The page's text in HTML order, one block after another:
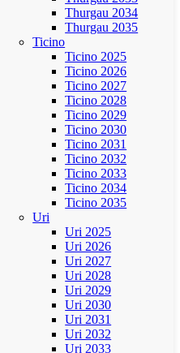
Thurgau 2034
Thurgau 2035
Ticino
Ticino 2025
Ticino 2026
Ticino 2027
Ticino 2028
Ticino 2029
Ticino 2030
Ticino 2031
Ticino 2032
Ticino 2033
Ticino 2034
Ticino 2035
Uri
Uri 2025
Uri 2026
Uri 2027
Uri 2028
Uri 2029
Uri 2030
Uri 2031
Uri 2032
Uri 2033